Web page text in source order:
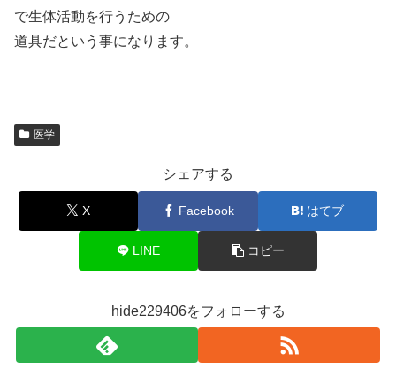
で生体活動を行うための
道具だという事になります。
医学
シェアする
X Facebook はてブ
LINE コピー
hide229406をフォローする